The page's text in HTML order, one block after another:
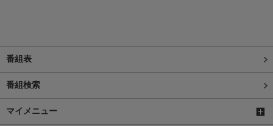
番組表
番組検索
マイメニュー